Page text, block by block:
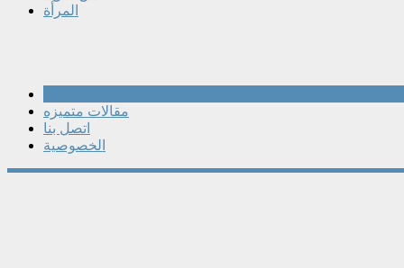
المرأة
مقالات متميزه
اتصل بنا
الخصوصية